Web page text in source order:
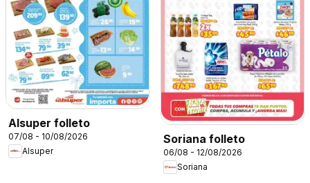
Alsuper folleto
07/08 - 10/08/2026
Alsuper
Soriana folleto
06/08 - 12/08/2026
Soriana